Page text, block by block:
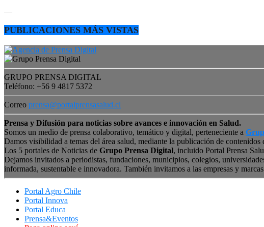
—
PUBLICACIONES MÁS VISTAS
GRUPO PRENSA DIGITAL
Teléfono: +56 9 4817 5372
Correo prensa@portalprensasalud.cl
Prensa y Difusión para noticias sobre avances e innovación en Salud.
Somos un medio de prensa colaborativo, temático y digital, perteneciente a
Damos visibilidad a temas del área salud, mediante la publicación de
Los 5 portales de Noticias de Grupo Prensa Digital, incluido Portal Prensa
Dejamos invitados a periodistas, fundaciones, municipios, colegios,
informada, sustentable e innovadora. También invitamos a las empresas y
Portal Agro Chile
Portal Innova
Portal Educa
Prensa&Eventos